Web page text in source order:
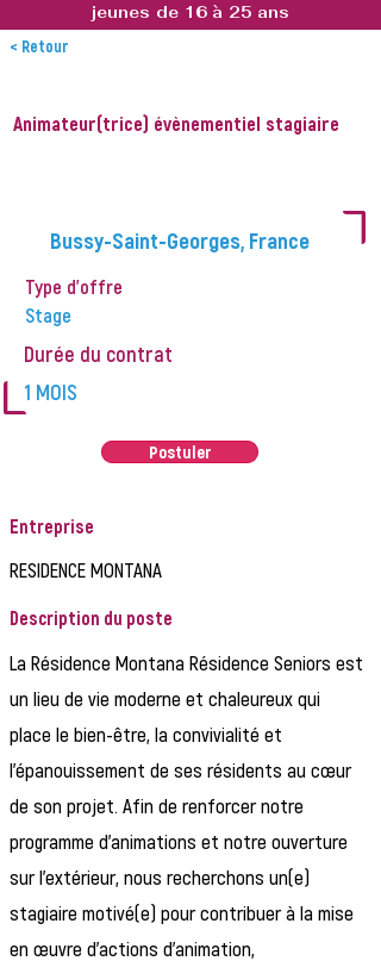
jeunes de 16 à 25 ans
< Retour
Animateur(trice) évènementiel stagiaire
Bussy-Saint-Georges, France L
Type d'offre
Stage
Durée du contrat
L1 MOIS
Postuler
Entreprise
RESIDENCE MONTANA
Description du poste
La Résidence Montana Résidence Seniors est
un lieu de vie moderne et chaleureux qui
place le bien-être, la convivialité et
l'épanouissement de ses résidents au cœur
de son projet. Afin de renforcer notre
programme d'animations et notre ouverture
sur l'extérieur, nous recherchons un(e)
stagiaire motivé(e) pour contribuer à la mise
en œuvre d'actions d'animation,